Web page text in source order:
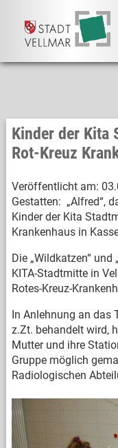
Kinder der Kita
Rot-Kreuz
Veröffentlicht am:
Gestatten: „Alfred“,
Kinder der Kita
Krankenhaus in
Die „Wildkatzen“
KITA-Stadtmitte in
Rotes-Kreuz-
In Anlehnung an das
z.Zt. behandelt wird,
Mutter und ihre
Gruppe möglich
Radiologischen